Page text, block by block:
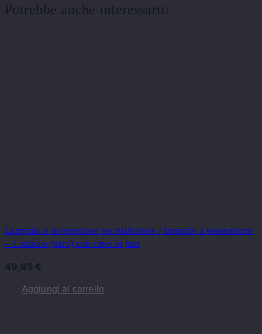
Potrebbe anche interessarti:
Lampada a sospensione per plafoniere / lampade a sospensione
– 1 attacco (nero) con cavo in juta
49,95 €
Aggiungi al carrello